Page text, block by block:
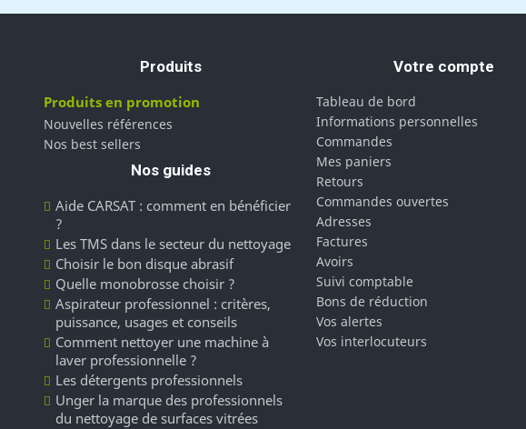
Produits
Produits en promotion
Nouvelles références
Nos best sellers
Nos guides
Aide CARSAT : comment en bénéficier
?
Les TMS dans le secteur du nettoyage
Choisir le bon disque abrasif
Quelle monobrosse choisir ?
Aspirateur professionnel : critères,
puissance, usages et conseils
Comment nettoyer une machine à
laver professionnelle ?
Les détergents professionnels
Unger la marque des professionnels
du nettoyage de surfaces vitrées
Votre compte
Tableau de bord
Informations personnelles
Commandes
Mes paniers
Retours
Commandes ouvertes
Adresses
Factures
Avoirs
Suivi comptable
Bons de réduction
Vos alertes
Vos interlocuteurs